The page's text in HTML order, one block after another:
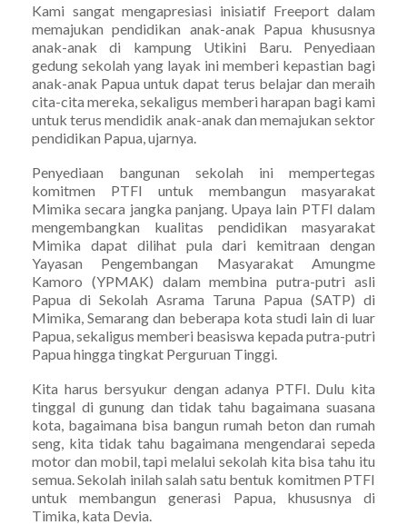
Kami sangat mengapresiasi inisiatif Freeport dalam
memajukan pendidikan anak-anak Papua khususnya
anak-anak di kampung Utikini Baru. Penyediaan
gedung sekolah yang layak ini memberi kepastian bagi
anak-anak Papua untuk dapat terus belajar dan meraih
cita-cita mereka, sekaligus memberi harapan bagi kami
untuk terus mendidik anak-anak dan memajukan sektor
pendidikan Papua, ujarnya.
Penyediaan bangunan sekolah ini mempertegas
komitmen PTFI untuk membangun masyarakat
Mimika secara jangka panjang. Upaya lain PTFI dalam
mengembangkan kualitas pendidikan masyarakat
Mimika dapat dilihat pula dari kemitraan dengan
Yayasan Pengembangan Masyarakat Amungme
Kamoro (YPMAK) dalam membina putra-putri asli
Papua di Sekolah Asrama Taruna Papua (SATP) di
Mimika, Semarang dan beberapa kota studi lain di luar
Papua, sekaligus memberi beasiswa kepada putra-putri
Papua hingga tingkat Perguruan Tinggi.
Kita harus bersyukur dengan adanya PTFI. Dulu kita
tinggal di gunung dan tidak tahu bagaimana suasana
kota, bagaimana bisa bangun rumah beton dan rumah
seng, kita tidak tahu bagaimana mengendarai sepeda
motor dan mobil, tapi melalui sekolah kita bisa tahu itu
semua. Sekolah inilah salah satu bentuk komitmen PTFI
untuk membangun generasi Papua, khususnya di
Timika, kata Devia.